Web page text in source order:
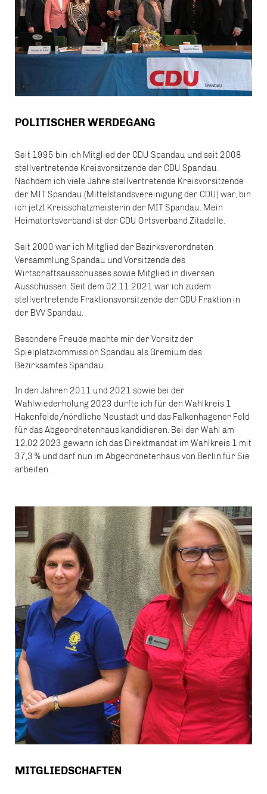
POLITISCHER WERDEGANG
Seit 1995 bin ich Mitglied der CDU Spandau und seit 2008
stellvertretende Kreisvorsitzende der CDU Spandau.
Nachdem ich viele Jahre stellvertretende Kreisvorsitzende
der MIT Spandau (Mittelstandsvereinigung der CDU) war, bin
ich jetzt Kreisschatzmeisterin der MIT Spandau. Mein
Heimatortsverband ist der CDU Ortsverband Zitadelle.
Seit 2000 war ich Mitglied der Bezirksverordneten
Versammlung Spandau und Vorsitzende des
Wirtschaftsausschusses sowie Mitglied in diversen
Ausschüssen. Seit dem 02.11.2021 war ich zudem
stellvertretende Fraktionsvorsitzende der CDU Fraktion in
der BVV Spandau.
Besondere Freude machte mir der Vorsitz der
Spielplatzkommission Spandau als Gremium des
Bezirksamtes Spandau.
In den Jahren 2011 und 2021 sowie bei der
Wahlwiederholung 2023 durfte ich für den Wahlkreis 1
Hakenfelde/nördliche Neustadt und das Falkenhagener Feld
für das Abgeordnetenhaus kandidieren. Bei der Wahl am
12.02.2023 gewann ich das Direktmandat im Wahlkreis 1 mit
37,3 % und darf nun im Abgeordnetenhaus von Berlin für Sie
arbeiten.
MITGLIEDSCHAFTEN